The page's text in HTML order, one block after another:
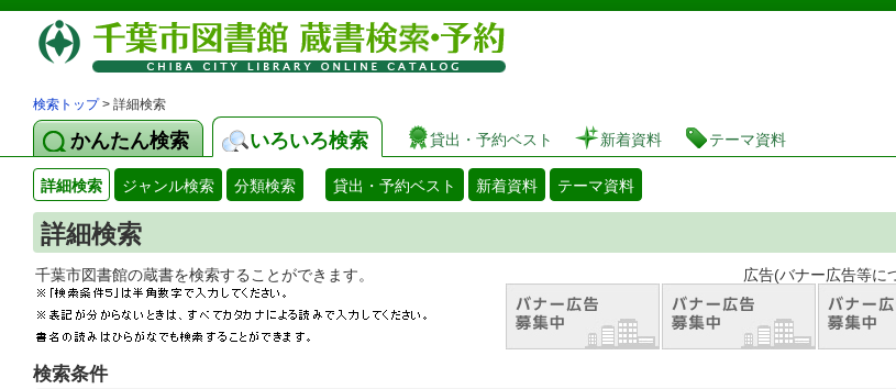
図書館 蔵書検索・予約システム
検索トップ> 詳細検索
かんたん検索 いろいろ検索 貸出・予約ベスト 新着資料 テーマ資料
詳細検索 ジャンル検索 分類検索 貸出・予約ベスト 新着資料 テーマ資料
詳細検索
千葉市図書館の蔵書を検索することができます。 広告(バナー広告等については、千葉
検索条件